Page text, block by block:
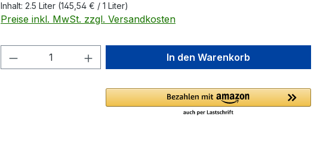
Inhalt: 2.5 Liter (145,54 € / 1 Liter)
Preise inkl. MwSt. zzgl. Versandkosten
Produkt Anzahl: Gib den gewünschten Wert
In den Warenkorb